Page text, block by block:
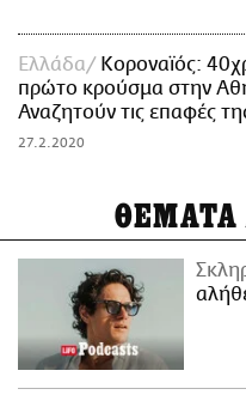
Ελλάδα
Κοροναϊός:
πρώτο κρούσμα στην
Αναζητούν τις επαφές
27.2.2020
ΘΕΜΑΤΑ